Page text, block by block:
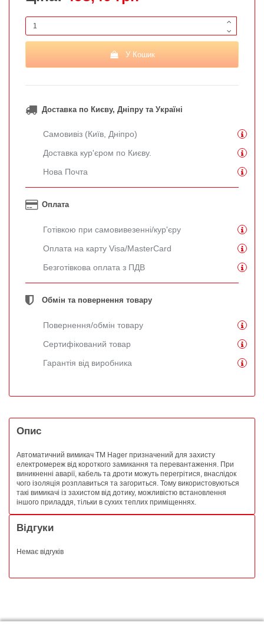
У Кошик
Доставка по Києву, Дніпру та Україні
Самовивіз (Київ, Дніпро)
Доставка кур'єром по Києву.
Нова Почта
Оплата
Готівкою при самовивезенні/кур'єру
Оплата на карту Visa/MasterCard
Безготівкова оплата з ПДВ
Обмін та повернення товару
Повернення/обмін товару
Сертифікований товар
Гарантія від виробника
Опис
Автоматичний вимикач ТМ Hager призначений для захисту
електромереж від короткого замикання та перевантаження. При
виникненні аварії, кабель та дроти можуть перегрітися, внаслідок
чого ізоляція розплавиться та загориться. Тому використовуються
такі вимикачі із захистом від дотику, можливістю встановлення
іншого приладдя, тільки в сухих теплих приміщеннях.
Відгуки
Немає відгуків